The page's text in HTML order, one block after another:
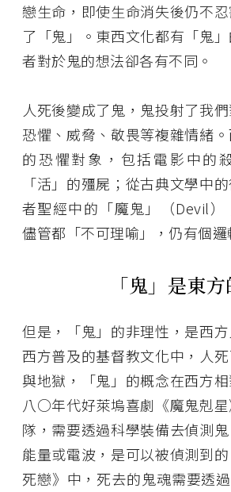
戀生命，即使生命消失後仍不
了「鬼」。東西文化都有「鬼
者對於鬼的想法卻各有不同。
人死後變成了鬼，鬼投射了我
恐懼、威脅、敬畏等複雜情緒
的恐懼對象，包括電影中的
「活」的殭屍；從古典文學中
者聖經中的「魔鬼」（Devil）
儘管都「不可理喻」，仍有個邏
「鬼」是東
但是，「鬼」的非理性，是西
西方普及的基督教文化中，人
與地獄，「鬼」的概念在西方相
八○年代好萊塢喜劇《魔鬼剋
隊，需要透過科學裝備去偵測
能量或電波，是可以被偵測到
死戀》中，死去的鬼魂需要透